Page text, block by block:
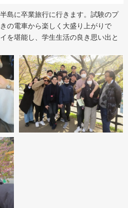
島に卒業旅行に行きます。試験のプ
の電車から楽しく大盛り上がりで
を堪能し、学生生活の良き思い出と